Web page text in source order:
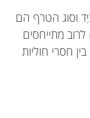
וסוג הטרף הם
מתייחסים
חסרי חוליות